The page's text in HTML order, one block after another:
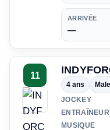
ARRIVÉE
—
11
4 ans
JOCKEY
ENTRAÎNEUR
MUSIQUE